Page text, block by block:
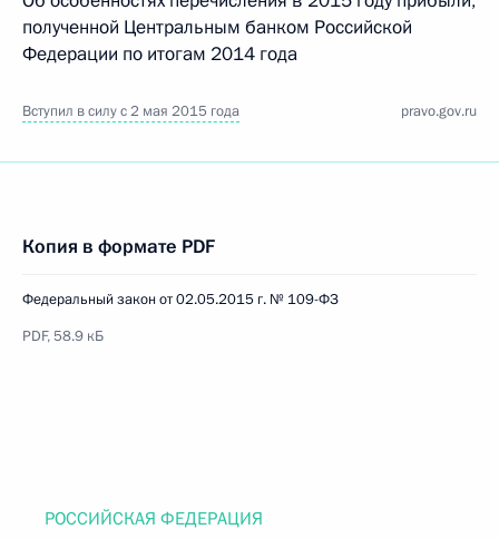
полученной Центральным банком Российской
Федерации по итогам 2014 года
Вступил в силу с 2 мая 2015 года pravo.gov.ru
Копия в формате PDF
Федеральный закон от 02.05.2015 г. № 109-ФЗ
PDF, 58.9 кБ
РОССИЙСКАЯ ФЕДЕРАЦИЯ